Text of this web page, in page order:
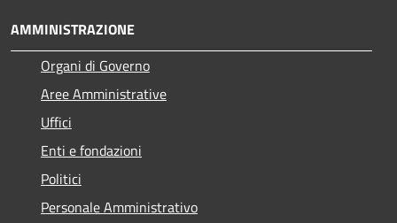
AMMINISTRAZIONE
Organi di Governo
Aree Amministrative
Uffici
Enti e fondazioni
Politici
Personale Amministrativo